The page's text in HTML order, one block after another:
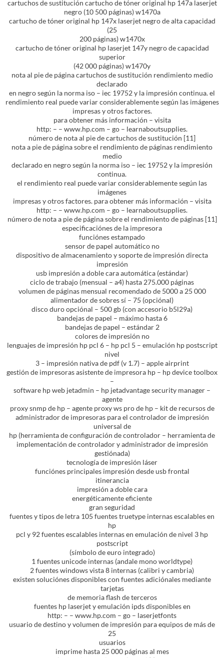
cartuchos de sustitución cartucho de tóner original hp 147a laserjet
negro (10 500 páginas) w1470a
cartucho de tóner original hp 147x laserjet negro de alta capacidad
(25
200 páginas) w1470x
cartucho de tóner original hp laserjet 147y negro de capacidad
superior
(42 000 páginas) w1470y
nota al pie de página cartuchos de sustitución rendimiento medio
declarado
en negro según la norma iso – iec 19752 y la impresión continua. el
rendimiento real puede variar considerablemente según las imágenes
impresas y otros factores.
para obtener más información – visita
http: – – www.hp.com – go – learnaboutsupplies.
número de nota al pie de cartuchos de sustitución [11]
nota a pie de página sobre el rendimiento de páginas rendimiento
medio
declarado en negro según la norma iso – iec 19752 y la impresión
continua.
el rendimiento real puede variar considerablemente según las
imágenes
impresas y otros factores. para obtener más información – visita
http: – – www.hp.com – go – learnaboutsupplies.
número de nota a pie de página sobre el rendimiento de páginas [11]
especificaciónes de la impresora
funciónes estampado
sensor de papel automático no
dispositivo de almacenamiento y soporte de impresión directa
impresión
usb impresión a doble cara automática (estándar)
ciclo de trabajo (mensual – a4) hasta 275.000 páginas
volumen de páginas mensual recomendado de 5000 a 25 000
alimentador de sobres sí – 75 (opciónal)
disco duro opciónal – 500 gb (con accesorio b5l29a)
bandejas de papel – máximo hasta 6
bandejas de papel – estándar 2
colores de impresión no
lenguajes de impresión hp pcl 6 – hp pcl 5 – emulación hp postscript
nivel
3 – impresión nativa de pdf (v 1.7) – apple airprint
gestión de impresoras asistente de impresora hp – hp device toolbox
–
software hp web jetadmin – hp jetadvantage security manager –
agente
proxy snmp de hp – agente proxy ws pro de hp – kit de recursos de
administrador de impresoras para el controlador de impresión
universal de
hp (herramienta de configuración de controlador – herramienta de
implementación de controlador y administrador de impresión
gestiónada)
tecnología de impresión láser
funciónes principales impresión desde usb frontal
itinerancia
impresión a doble cara
energéticamente eficiente
gran seguridad
fuentes y tipos de letra 105 fuentes truetype internas escalables en
hp
pcl y 92 fuentes escalables internas en emulación de nivel 3 hp
postscript
(símbolo de euro integrado)
1 fuentes unicode internas (andale mono worldtype)
2 fuentes windows vista 8 internas (calibri y cambria)
existen soluciónes disponibles con fuentes adiciónales mediante
tarjetas
de memoria flash de terceros
fuentes hp laserjet y emulación ipds disponibles en
http: – – www.hp.com – go – laserjetfonts
usuario de destino y volumen de impresión para equipos de más de
25
usuarios
imprime hasta 25 000 páginas al mes